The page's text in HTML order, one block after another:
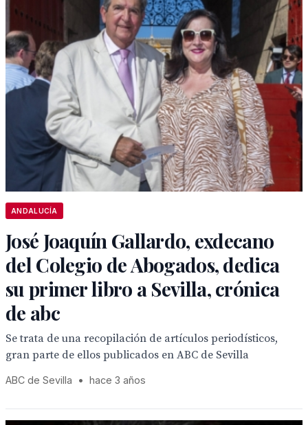
ANDALUCÍA
José Joaquín Gallardo, exdecano
del Colegio de Abogados, dedica
su primer libro a Sevilla, crónica
de abc
Se trata de una recopilación de artículos periodísticos,
gran parte de ellos publicados en ABC de Sevilla
ABC de Sevilla • hace 3 años